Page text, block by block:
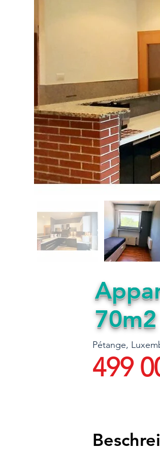
70m2
Pétange,
499